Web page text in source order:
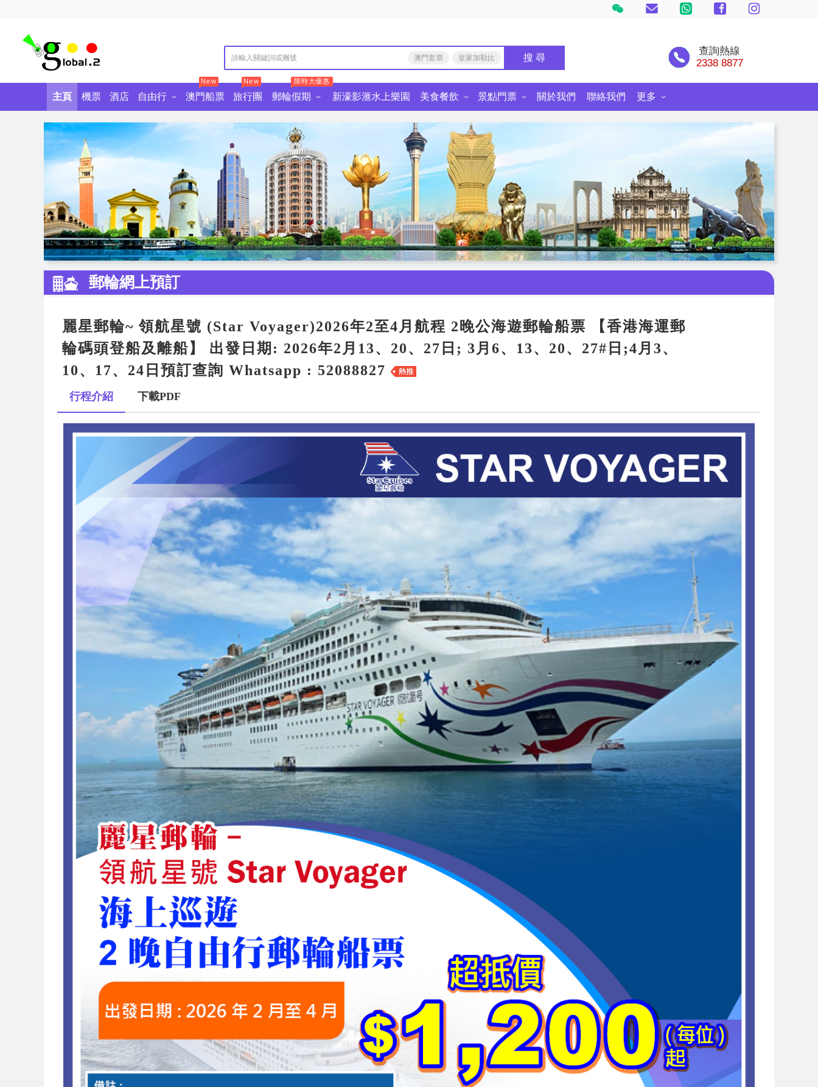
搜 尋
澳門套票 皇家加勒比
查詢熱線
2338 8877
主頁 機票 酒店 自由行
澳門自由行 東南亞自由行 中國自由行 歐美澳自由行
New
澳門船票
New
旅行團
限時大優惠
郵輪假期
麗星郵輪 皇家加勒比國際遊輪 星旅遠洋郵輪 迪士尼郵輪探險號
新濠影滙水上樂園 美食餐飲
澳門酒店自助餐 香港酒店自助餐 美食餐飲·深圳
景點門票
澳門景點門票 香港景點門票 廣東景點門票 中國景點門票
關於我們 聯絡我們 更多
環球旅遊情報網
郵輪網上預訂
麗星郵輪~ 領航星號 (Star Voyager)2026年2至4月航程 2晚公海遊郵輪船票 【香港海運郵
輪碼頭登船及離船】 出發日期: 2026年2月13、20、27日; 3月6、13、20、27#日;4月3、
10、17、24日預訂查詢 Whatsapp : 52088827
行程介紹 下載PDF